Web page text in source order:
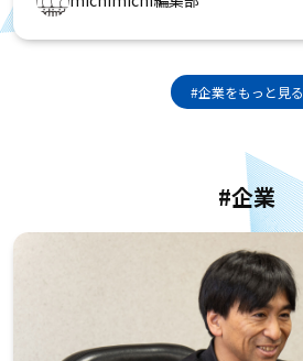
#企業をもっと見る
#企業